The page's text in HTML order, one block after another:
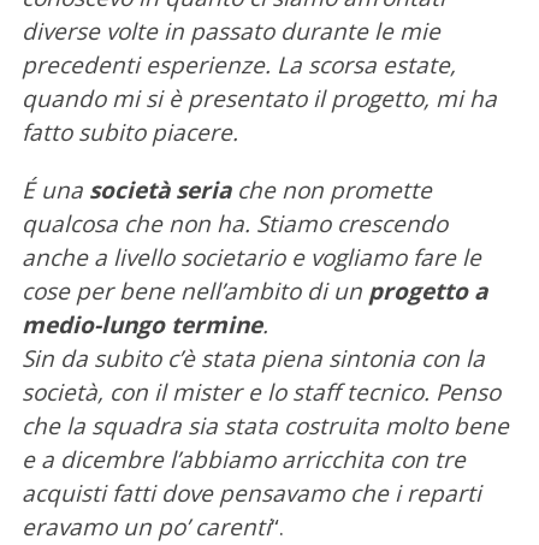
diverse volte in passato durante le mie
precedenti esperienze. La scorsa estate,
quando mi si è presentato il progetto, mi ha
fatto subito piacere.
É una società seriache non promette
qualcosa che non ha. Stiamo crescendo
anche a livello societario e vogliamo fare le
cose per bene nell’ambito di un progetto a
medio-lungo termine.
Sin da subito c’è stata piena sintonia con la
società, con il mister e lo staff tecnico. Penso
che la squadra sia stata costruita molto bene
e a dicembre l’abbiamo arricchita con tre
acquisti fatti dove pensavamo che i reparti
eravamo un po’ carenti“.